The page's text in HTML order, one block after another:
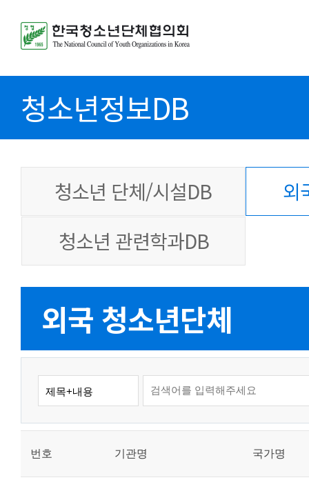
청소년정보DB
청소년 단체/시설DB
외
청소년 관련학과DB
외국 청소년단체
번호 기관명 국가명